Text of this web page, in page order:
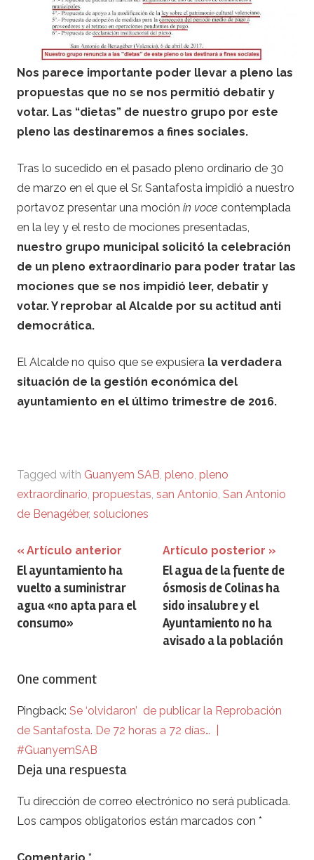
Nos parece importante poder llevar a pleno las
propuestas que no se nos permitió debatir y
votar. Las “dietas” de nuestro grupo por este
pleno las destinaremos a fines sociales.
Tras lo sucedido en el pasado pleno ordinario de 30
de marzo en el que el Sr. Santafosta impidió a nuestro
portavoz presentar una moción in voce contemplada
en la ley y el resto de mociones presentadas,
nuestro grupo municipal solicitó la celebración
de un pleno extraordinario para poder tratar las
mociones que se nos impidió leer, debatir y
votar. Y reprobar al Alcalde por su actitud anti
democrática.
El Alcalde no quiso que se expusiera la verdadera
situación de la gestión económica del
ayuntamiento en el último trimestre de 2016.
Tagged with Guanyem SAB pleno pleno
extraordinario propuestas san Antonio San Antonio
de Benagéber, soluciones
Navegación
de
entradas
Artículo anterior
El ayuntamiento ha
vuelto a suministrar
agua «no apta para el
consumo»
Artículo posterior
El agua de la fuente de
ósmosis de Colinas ha
sido insalubre y el
Ayuntamiento no ha
avisado a la población
One comment
Pingback: Se ‘olvidaron’ de publicar la Reprobación
de Santafosta. De 72 horas a 72 días… |
#GuanyemSAB
Deja una respuesta
Tu dirección de correo electrónico no será publicada.
Los campos obligatorios están marcados con *